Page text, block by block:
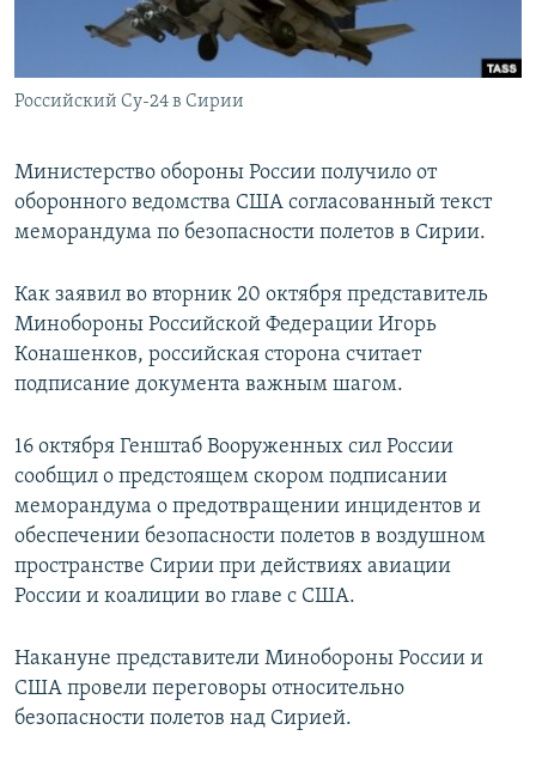
ПОБЕДИТЕЛЕЙ НЕ СУДЯТ?
КРЫМ.НЕПОКОРЕННЫЙ
ELIFBE
ПРИСОЕДИНЯЙТЕСЬ!
Все сайты RFE/RL
Российский Су-24 в Сирии
Министерство обороны России получило от
оборонного ведомства США согласованный текст
меморандума по безопасности полетов в Сирии.
Как заявил во вторник 20 октября представитель
Минобороны Российской Федерации Игорь
Конашенков, российская сторона считает
подписание документа важным шагом.
16 октября Генштаб Вооруженных сил России
сообщил о предстоящем скором подписании
меморандума о предотвращении инцидентов и
обеспечении безопасности полетов в воздушном
пространстве Сирии при действиях авиации
России и коалиции во главе с США.
Накануне представители Минобороны России и
США провели переговоры относительно
безопасности полетов над Сирией.